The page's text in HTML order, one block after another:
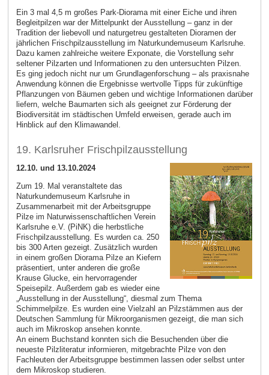
Ein 3 mal 4,5 m großes Park-Diorama mit einer Eiche und ihren
Begleitpilzen war der Mittelpunkt der Ausstellung – ganz in der
Tradition der liebevoll und naturgetreu gestalteten Dioramen der
jährlichen Frischpilzausstellung im Naturkundemuseum Karlsruhe.
Dazu kamen zahlreiche weitere Exponate, die Vorstellung sehr
seltener Pilzarten und Informationen zu den untersuchten Pilzen.
Es ging jedoch nicht nur um Grundlagenforschung – als praxisnahe
Anwendung können die Ergebnisse wertvolle Tipps für zukünftige
Pflanzungen von Bäumen geben und wichtige Informationen darüber
liefern, welche Baumarten sich als geeignet zur Förderung der
Biodiversität im städtischen Umfeld erweisen, gerade auch im
Hinblick auf den Klimawandel.
19. Karlsruher Frischpilzausstellung
12.10. und 13.10.2024
Zum 19. Mal veranstaltete das
Naturkundemuseum Karlsruhe in
Zusammenarbeit mit der Arbeitsgruppe
Pilze im Naturwissenschaftlichen Verein
Karlsruhe e.V. (PiNK) die herbstliche
Frischpilzausstellung. Es wurden ca. 250
bis 300 Arten gezeigt. Zusätzlich wurden
in einem großen Diorama Pilze an Kiefern
präsentiert, unter anderen die große
Krause Glucke, ein hervorragender
Speisepilz. Außerdem gab es wieder eine
„Ausstellung in der Ausstellung“, diesmal zum Thema
Schimmelpilze. Es wurden eine Vielzahl an Pilzstämmen aus der
Deutschen Sammlung für Mikroorganismen gezeigt, die man sich
auch im Mikroskop ansehen konnte.
An einem Buchstand konnten sich die Besuchenden über die
neueste Pilzliteratur informieren, mitgebrachte Pilze von den
Fachleuten der Arbeitsgruppe bestimmen lassen oder selbst unter
dem Mikroskop studieren.